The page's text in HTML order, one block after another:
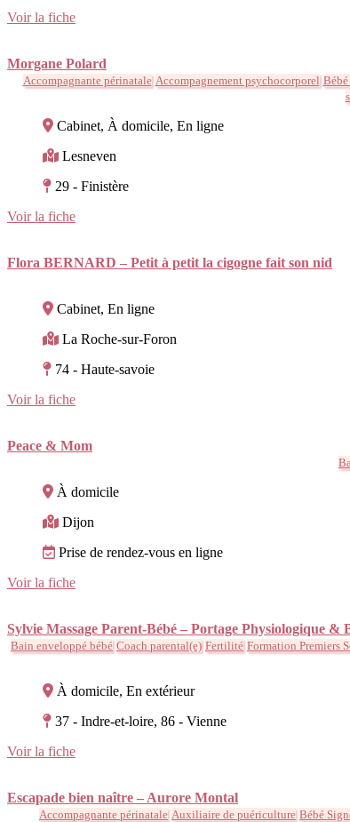
Voir la fiche
Morgane Polard
Accompagnante périnatale Accompagnement psychocorporel
Cabinet, À domicile, En ligne
Lesneven
29 - Finistère
Voir la fiche
Flora BERNARD – Petit à petit la cigogne fait son nid
Cabinet, En ligne
La Roche-sur-Foron
74 - Haute-savoie
Voir la fiche
Peace & Mom
À domicile
Dijon
Prise de rendez-vous en ligne
Voir la fiche
Sylvie Massage Parent-Bébé – Portage Physiologique &
Bain enveloppé bébé Coach parental(e) Fertilité Formation Premiers
À domicile, En extérieur
37 - Indre-et-loire, 86 - Vienne
Voir la fiche
Escapade bien naître – Aurore Montal
Accompagnante périnatale Auxiliaire de puériculture Bébé